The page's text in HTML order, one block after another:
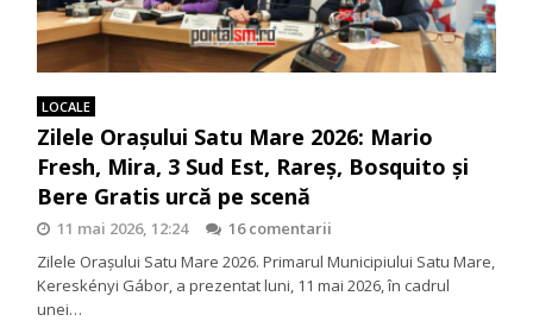
LOCALE
Zilele Orașului Satu Mare 2026: Mario
Fresh, Mira, 3 Sud Est, Rareș, Bosquito și
Bere Gratis urcă pe scenă
11 mai 2026, 12:24
16 comentarii
Zilele Orașului Satu Mare 2026. Primarul Municipiului Satu Mare,
Kereskényi Gábor, a prezentat luni, 11 mai 2026, în cadrul
unei…